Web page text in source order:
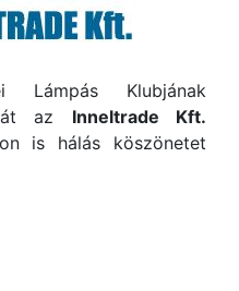
Lámpás Klubjának
az Inneltrade Kft.
is hálás köszönetet